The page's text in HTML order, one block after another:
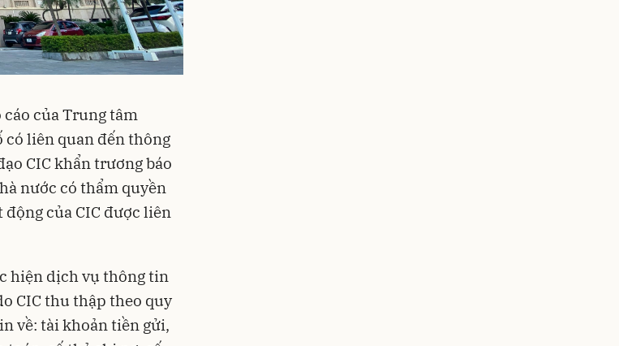
của Trung tâm
có liên quan đến thông
CIC khẩn trương báo
nước có thẩm quyền
của CIC được liên
hiện dịch vụ thông tin
CIC thu thập theo quy
về: tài khoản tiền gửi,